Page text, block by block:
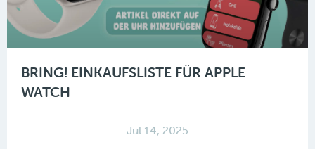
BRING! EINKAUFSLISTE FÜR APPLE
WATCH
Jul 14, 2025